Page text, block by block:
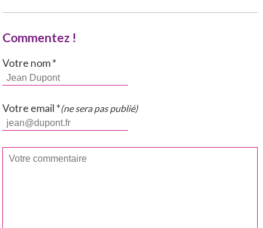
Commentez !
Votre nom *
Votre email *(ne sera pas publié)